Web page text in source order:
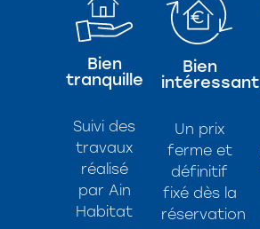
Bien
tranquille
Suivi des
travaux
réalisé
par Ain
Habitat
Bien
intéressant
Un prix
ferme et
définitif
fixé dès la
réservation